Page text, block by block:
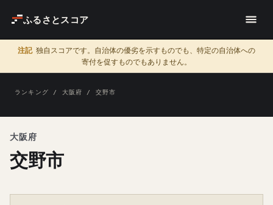
ふるさとスコア
注記 独自スコアです。自治体の優劣を示すものでも、特定の自治体への
寄付を促すものでもありません。
ランキング / 大阪府 / 交野市
大阪府
交野市